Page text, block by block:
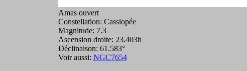
Amas ouvert
Constellation: Cassiopée
Magnitude: 7.3
Ascension droite: 23.403h
Déclinaison: 61.583°
Voir aussi: NGC7654